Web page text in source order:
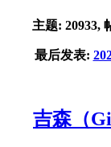
主题: 20933,
最后发表:
吉森（